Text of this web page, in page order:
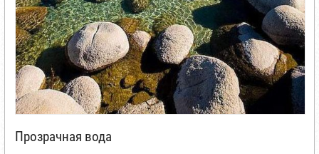
Прозрачная вода